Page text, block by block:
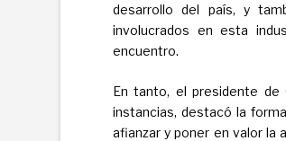
desarrollo del país, y
involucrados en esta
encuentro.
En tanto, el presidente de
instancias, destacó la
afianzar y poner en valor la